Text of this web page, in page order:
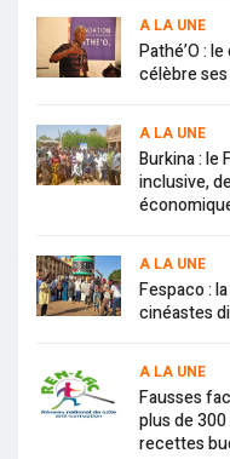
A LA UNE
Pathé’O :
célèbre
A LA UNE
Burkina : le
inclusive,
A LA UNE
Fespaco :
cinéastes
A LA UNE
Fausses
plus de
recettes